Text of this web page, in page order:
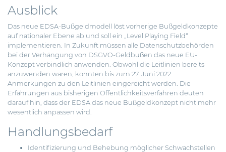
Ausblick
Das neue EDSA-Bußgeldmodell löst vorherige Bußgeldkonzepte
auf nationaler Ebene ab und soll ein „Level Playing Field“
implementieren. In Zukunft müssen alle Datenschutzbehörden
bei der Verhängung von DSGVO-Geldbußen das neue EU-
Konzept verbindlich anwenden. Obwohl die Leitlinien bereits
anzuwenden waren, konnten bis zum 27. Juni 2022
Anmerkungen zu den Leitlinien eingereicht werden. Die
Erfahrungen aus bisherigen Öffentlichkeitsverfahren deuten
darauf hin, dass der EDSA das neue Bußgeldkonzept nicht mehr
wesentlich anpassen wird.
Handlungsbedarf
Identifizierung und Behebung möglicher Schwachstellen